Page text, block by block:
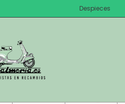
Despieces